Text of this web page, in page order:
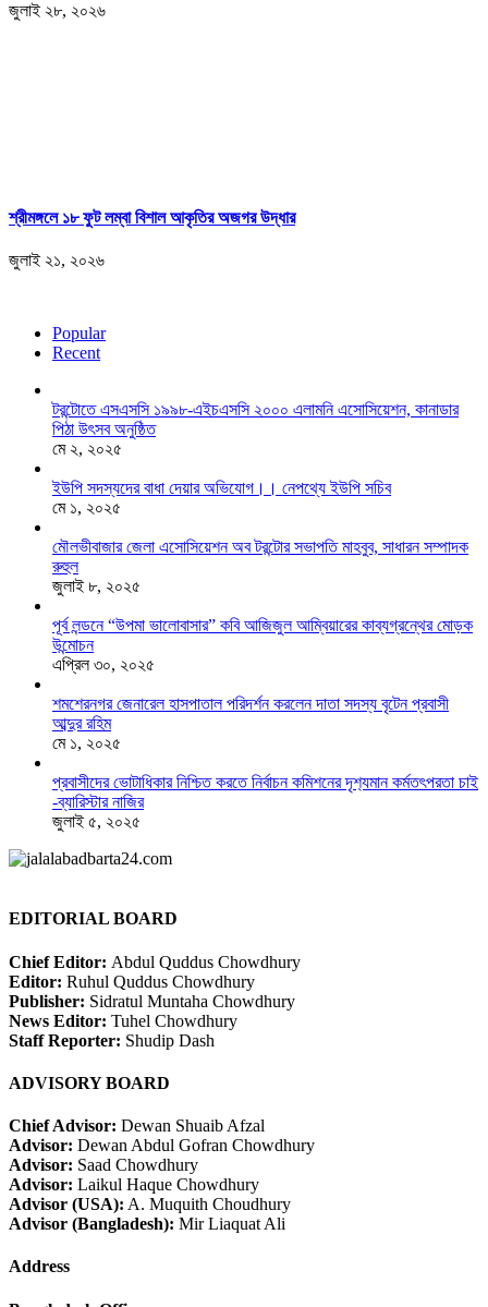
জুলাই ২৮, ২০২৬
শ্রীমঙ্গলে ১৮ ফুট লম্বা বিশাল আকৃতির অজগর উদ্ধার
জুলাই ২১, ২০২৬
Popular
Recent
টরন্টোতে এসএসসি ১৯৯৮-এইচএসসি ২০০০ এলামনি এসোসিয়েশন, কানাডার
পিঠা উৎসব অনুষ্ঠিত
মে ২, ২০২৫
ইউপি সদস্যদের বাধা দেয়ার অভিযোগ।। নেপথ্যে ইউপি সচিব
মে ১, ২০২৫
মৌলভীবাজার জেলা এসোসিয়েশন অব টরন্টোর সভাপতি মাহবুব, সাধারন সম্পাদক
রুহুল
জুলাই ৮, ২০২৫
পূর্ব লন্ডনে “উপমা ভালোবাসার” কবি আজিজুল আম্বিয়ারের কাব্যগ্রন্থের মোড়ক
উন্মোচন
এপ্রিল ৩০, ২০২৫
শমশেরনগর জেনারেল হাসপাতাল পরিদর্শন করলেন দাতা সদস্য বৃটেন প্রবাসী
আব্দুর রহিম
মে ১, ২০২৫
প্রবাসীদের ভোটাধিকার নিশ্চিত করতে নির্বাচন কমিশনের দৃশ‍্যমান কর্মতৎপরতা চাই
-ব্যারিস্টার নাজির
জুলাই ৫, ২০২৫
EDITORIAL BOARD
Chief Editor: Abdul Quddus Chowdhury
Editor: Ruhul Quddus Chowdhury
Publisher: Sidratul Muntaha Chowdhury
News Editor: Tuhel Chowdhury
Staff Reporter: Shudip Dash
ADVISORY BOARD
Chief Advisor: Dewan Shuaib Afzal
Advisor: Dewan Abdul Gofran Chowdhury
Advisor: Saad Chowdhury
Advisor: Laikul Haque Chowdhury
Advisor (USA): A. Muquith Choudhury
Advisor (Bangladesh): Mir Liaquat Ali
Address